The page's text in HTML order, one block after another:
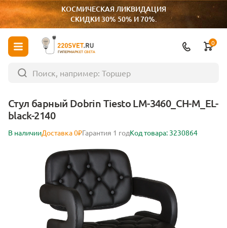
КОСМИЧЕСКАЯ ЛИКВИДАЦИЯ
СКИДКИ 30% 50% И 70%.
ГИПЕРМАРКЕТ СВЕТА
0
Стул барный Dobrin Tiesto LM-3460_CH-M_EL-
black-2140
В наличииДоставка 0₽Гарантия 1 годКод товара: 3230864